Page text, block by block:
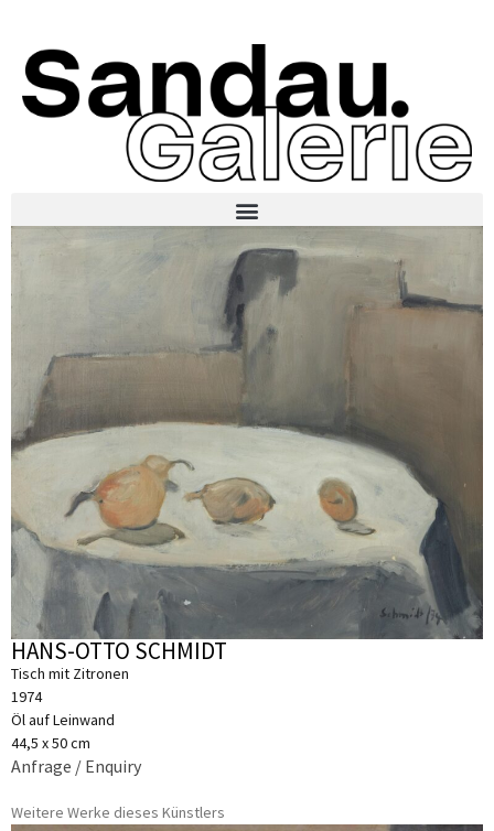
HANS-OTTO SCHMIDT
Tisch mit Zitronen
1974
Öl auf Leinwand
44,5 x 50 cm
Anfrage / Enquiry
Weitere Werke dieses Künstlers